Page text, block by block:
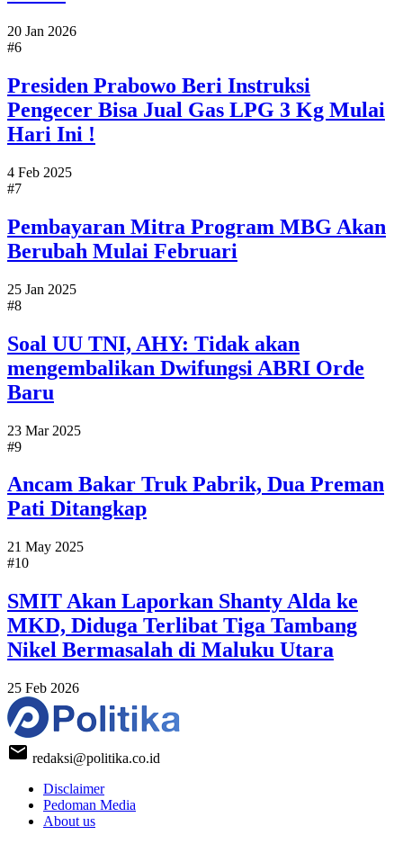
20 Jan 2026
#6
Presiden Prabowo Beri Instruksi
Pengecer Bisa Jual Gas LPG 3 Kg Mulai
Hari Ini !
4 Feb 2025
#7
Pembayaran Mitra Program MBG Akan
Berubah Mulai Februari
25 Jan 2025
#8
Soal UU TNI, AHY: Tidak akan
mengembalikan Dwifungsi ABRI Orde
Baru
23 Mar 2025
#9
Ancam Bakar Truk Pabrik, Dua Preman
Pati Ditangkap
21 May 2025
#10
SMIT Akan Laporkan Shanty Alda ke
MKD, Diduga Terlibat Tiga Tambang
Nikel Bermasalah di Maluku Utara
25 Feb 2026
redaksi@politika.co.id
Disclaimer
Pedoman Media
About us